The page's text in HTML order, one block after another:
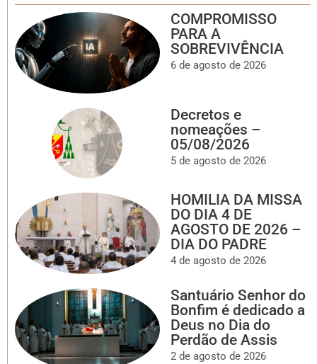
COMPROMISSO
PARA A
SOBREVIVÊNCIA
6 de agosto de 2026
Decretos e
nomeações –
05/08/2026
5 de agosto de 2026
HOMILIA DA MISSA
DO DIA 4 DE
AGOSTO DE 2026 –
DIA DO PADRE
4 de agosto de 2026
Santuário Senhor do
Bonfim é dedicado a
Deus no Dia do
Perdão de Assis
2 de agosto de 2026